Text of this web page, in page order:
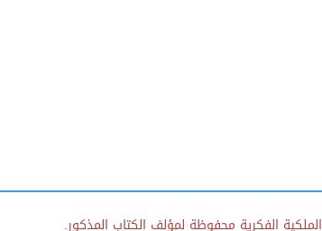
الملكية الفكرية محفوظة لمؤلف الكتاب المذكور.